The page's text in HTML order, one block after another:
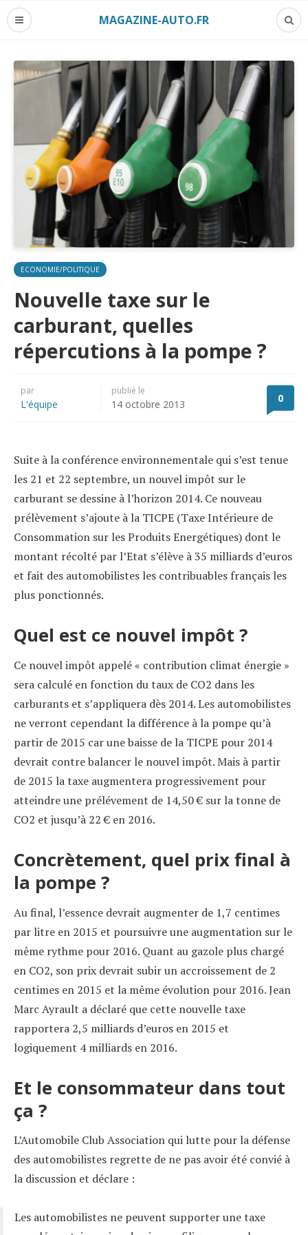
MAGAZINE-AUTO.FR
ECONOMIE/POLITIQUE
Nouvelle taxe sur le
carburant, quelles
répercutions à la pompe ?
par
L'équipe
publié le
14 octobre 2013 0
Suite à la conférence environnementale qui s’est tenue
les 21 et 22 septembre, un nouvel impôt sur le
carburant se dessine à l’horizon 2014. Ce nouveau
prélèvement s’ajoute à la TICPE (Taxe Intérieure de
Consommation sur les Produits Energétiques) dont le
montant récolté par l’Etat s’élève à 35 milliards d’euros
et fait des automobilistes les contribuables français les
plus ponctionnés.
Quel est ce nouvel impôt ?
Ce nouvel impôt appelé « contribution climat énergie »
sera calculé en fonction du taux de CO2 dans les
carburants et s’appliquera dès 2014. Les automobilistes
ne verront cependant la différence à la pompe qu’à
partir de 2015 car une baisse de la TICPE pour 2014
devrait contre balancer le nouvel impôt. Mais à partir
de 2015 la taxe augmentera progressivement pour
atteindre une prélévement de 14,50 € sur la tonne de
CO2 et jusqu’à 22 € en 2016.
Concrètement, quel prix final à
la pompe ?
Au final, l’essence devrait augmenter de 1,7 centimes
par litre en 2015 et poursuivre une augmentation sur le
même rythme pour 2016. Quant au gazole plus chargé
en CO2, son prix devrait subir un accroissement de 2
centimes en 2015 et la même évolution pour 2016. Jean
Marc Ayrault a déclaré que cette nouvelle taxe
rapportera 2,5 milliards d’euros en 2015 et
logiquement 4 milliards en 2016.
Et le consommateur dans tout
ça ?
L’Automobile Club Association qui lutte pour la défense
des automobilistes regrette de ne pas avoir été convié à
la discussion et déclare :
Les automobilistes ne peuvent supporter une taxe